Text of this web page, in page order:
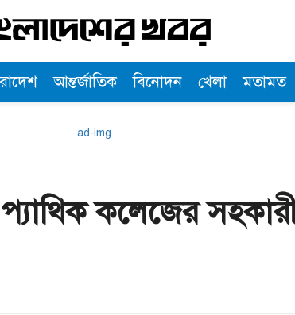
আন্তর্জাতিক বিনোদন খেলা মতামত
কলেজের